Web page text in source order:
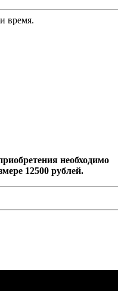
время.
необходимо
12500 рублей.